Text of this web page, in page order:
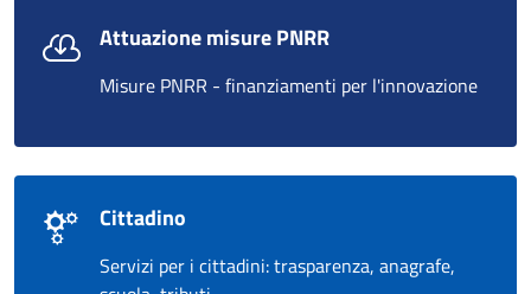
Attuazione misure PNRR
Misure PNRR - finanziamenti per l'innovazione
Cittadino
Servizi per i cittadini: trasparenza, anagrafe,